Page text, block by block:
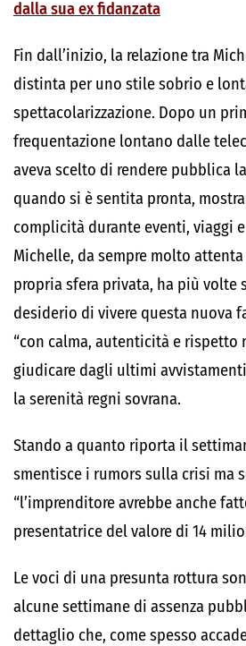
dalla sua ex fidanzata
Fin dall’inizio, la relazione tra
distinta per uno stile sobrio e
spettacolarizzazione. Dopo un
frequentazione lontano dalle
aveva scelto di rendere pubblica
quando si è sentita pronta,
complicità durante eventi, viaggi
Michelle, da sempre molto attenta
propria sfera privata, ha più
desiderio di vivere questa nuova
“con calma, autenticità e rispetto
giudicare dagli ultimi
la serenità regni sovrana.
Stando a quanto riporta il
smentisce i rumors sulla crisi ma
“l’imprenditore avrebbe anche
presentatrice del valore di 14
Le voci di una presunta rottura
alcune settimane di assenza
dettaglio che, come spesso